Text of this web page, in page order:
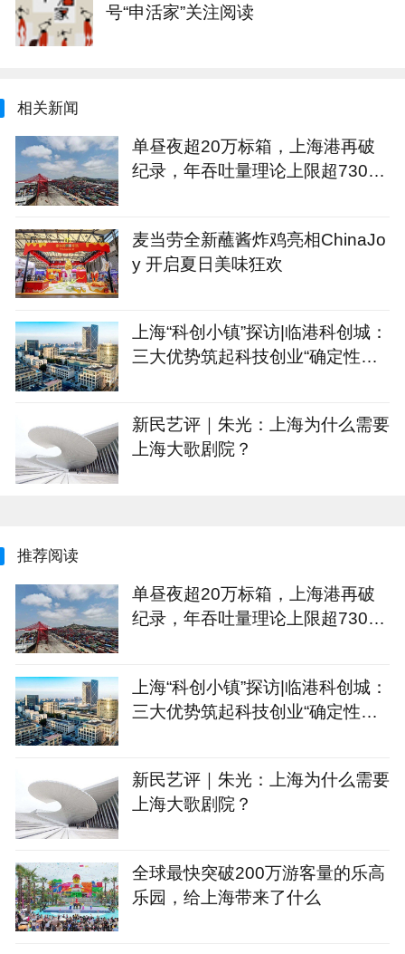
号“申活家”关注阅读
相关新闻
单昼夜超20万标箱，上海港再破
纪录，年吞吐量理论上限超7300
麦当劳全新蘸酱炸鸡亮相ChinaJo
y 开启夏日美味狂欢
上海“科创小镇”探访|临港科创城：
三大优势筑起科技创业“确定性公
新民艺评｜朱光：上海为什么需要
上海大歌剧院？
推荐阅读
单昼夜超20万标箱，上海港再破
纪录，年吞吐量理论上限超7300
上海“科创小镇”探访|临港科创城：
三大优势筑起科技创业“确定性公
新民艺评｜朱光：上海为什么需要
上海大歌剧院？
全球最快突破200万游客量的乐高
乐园，给上海带来了什么